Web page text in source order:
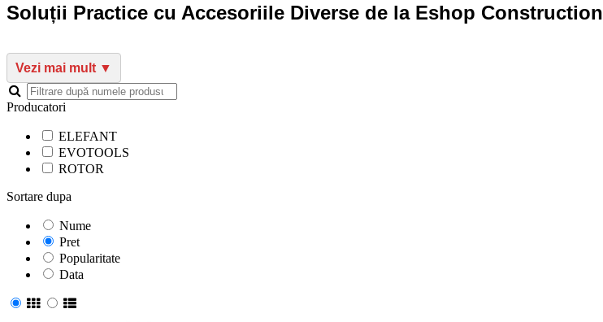
Soluții Practice cu Accesoriile Diverse de la Eshop Construction
Producatori
ELEFANT
EVOTOOLS
ROTOR
Sortare dupa
Nume
Pret
Popularitate
Data